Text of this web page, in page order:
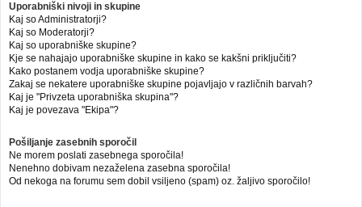
Uporabniški nivoji in skupine
Kaj so Administratorji?
Kaj so Moderatorji?
Kaj so uporabniške skupine?
Kje se nahajajo uporabniške skupine in kako se kakšni priključiti?
Kako postanem vodja uporabniške skupine?
Zakaj se nekatere uporabniške skupine pojavljajo v različnih barvah?
Kaj je "Privzeta uporabniška skupina"?
Kaj je povezava "Ekipa"?
Pošiljanje zasebnih sporočil
Ne morem poslati zasebnega sporočila!
Nenehno dobivam nezaželena zasebna sporočila!
Od nekoga na forumu sem dobil vsiljeno (spam) oz. žaljivo sporočilo!